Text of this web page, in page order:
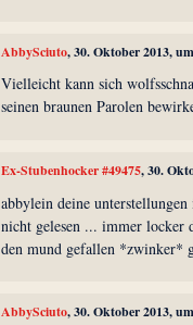
AbbySciuto, 30. Oktober 2013,
Vielleicht kann sich
seinen braunen Parolen
Ex-Stubenhocker #49475, 30.
abbylein deine
nicht gelesen ... immer locker
den mund gefallen *zwinker*
AbbySciuto, 30. Oktober 2013,